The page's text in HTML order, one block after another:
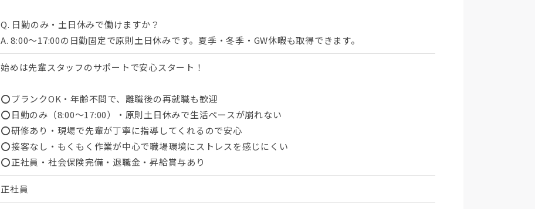
Q. 日勤のみ・土日休みで働けますか？
A. 8:00〜17:00の日勤固定で原則土日休みです。夏季・冬季・GW休暇も取得できます。
始めは先輩スタッフのサポートで安心スタート！
⭕ブランクOK・年齢不問で、離職後の再就職も歓迎
⭕日勤のみ（8:00〜17:00）・原則土日休みで生活ペースが崩れない
⭕研修あり・現場で先輩が丁寧に指導してくれるので安心
⭕接客なし・もくもく作業が中心で職場環境にストレスを感じにくい
⭕正社員・社会保険完備・退職金・昇給賞与あり
正社員